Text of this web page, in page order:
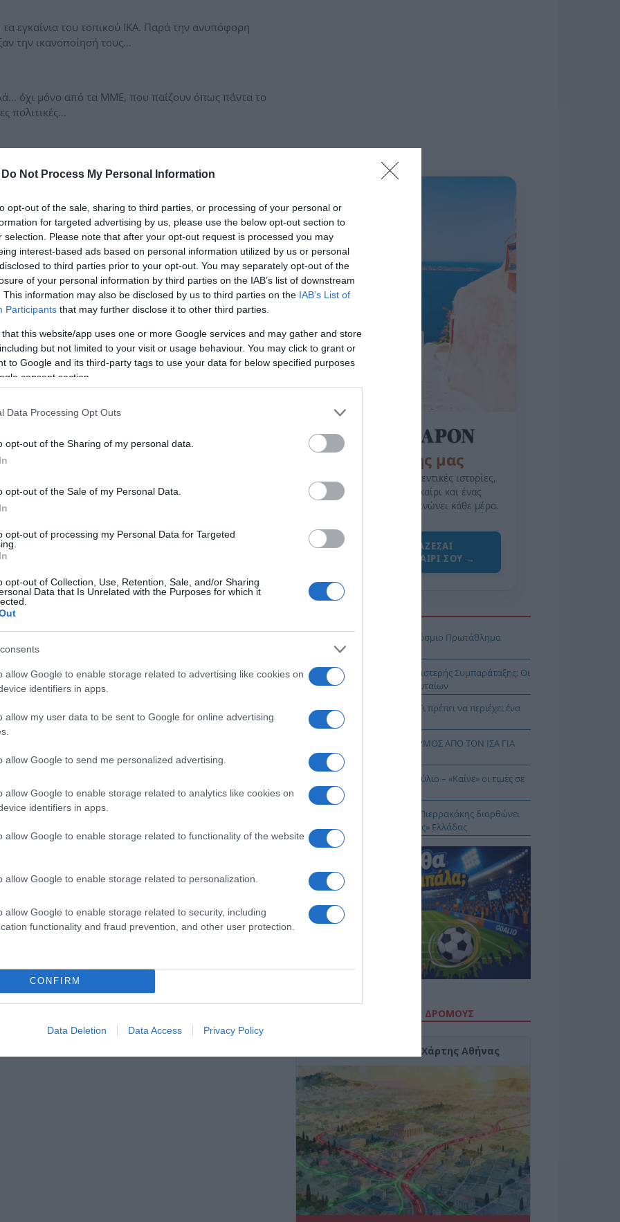
Do Not Process My Personal Information
opt-out of the sale, sharing to third parties, or processing of your personal or
for targeted advertising by us, please use the below opt-out section to
selection. Please note that after your opt-out request is processed you may
interest-based ads based on personal information utilized by us or personal
to third parties prior to your opt-out. You may separately opt-out of the
of your personal information by third parties on the IAB’s list of downstream
This information may also be disclosed by us to third parties on the IAB’s List of
Participants that may further disclose it to other third parties.
that this website/app uses one or more Google services and may gather and store
but not limited to your visit or usage behaviour. You may click to grant or
to Google and its third-party tags to use your data for below specified purposes
consent section.
Data Processing Opt Outs
opt-out of the Sharing of my personal data.
opt-out of the Sale of my Personal Data.
opt-out of processing my Personal Data for Targeted
opt-out of Collection, Use, Retention, Sale, and/or Sharing
Data that Is Unrelated with the Purposes for which it
allow Google to enable storage related to advertising like cookies on
identifiers in apps.
allow my user data to be sent to Google for online advertising
allow Google to send me personalized advertising.
allow Google to enable storage related to analytics like cookies on
identifiers in apps.
allow Google to enable storage related to functionality of the website
allow Google to enable storage related to personalization.
allow Google to enable storage related to security, including
functionality and fraud prevention, and other user protection.
CONFIRM
Data Deletion Data Access Privacy Policy
εγκαίνια του τοπικού ΙΚΑ. Παρά την ανυπόφορη
την ικανοποίησή τους…
όχι μόνο από τα ΜΜΕ, που παίζουν όπως πάντα το
πολιτικές…
ΚΑΤΩ ΟΤΑΝ ΕΦΑΓΑ ΣΤΗΝ ΕΘΝΙΚΗ ΟΔΟ
κυλούσε δίπλα μου ο ποταμός Αώος. . Μά τήν
τό […]
διότι οι σκιώδεις υπουργοί έχουν μεγάλη
λένε ότι […]
δημοσκοπήσεις, ιδιαίτερα κατά τις προεκλογικές
εμφανισθούν -μέσα από επιστημονικά
αποκαλύπτουμε, προειδοποιούμε. Και δεν
κύριε, να γράψεις τι γίνεται σήμερα…
οριστικοποίηση επιρροών και μεταγραφών στη
ομάδων σε σύνολο 180 […]
της Ζωής μας
Οι άνθρωποι, οι αυθεντικές ιστορίες,
το ελληνικό καλοκαίρι και ένας
πολιτισμός που μας ενώνει κάθε μέρα.
ΌΣΑ ΧΡΕΙΆΖΕΣΑΙ
ΓΙΑ ΤΟ ΚΑΛΟΚΑΊΡΙ ΣΟΥ →
Ιππασία – Η Ελλάδα στο Παγκόσμιο Πρωτάθλημα
Ιππασίας!
Ανακοίνωση της Ελληνικής Αριστερής Συμπαράταξης: Οι
«άριστοι» τελευταίοι των τελευταίων
Ελληνικός Ερυθρός Σταυρός: Τι πρέπει να περιέχει ένα
φαρμακείο διακοπών
ΙΟΣ ΔΥΤΙΚΟΥ ΝΕΙΛΟΥ: ΣΥΝΑΓΕΡΜΟΣ ΑΠΟ ΤΟΝ ΙΣΑ ΓΙΑ
ΤΗΝ ΑΤΤΙΚΗ
Πληθωρισμός: Στο 3,4% τον Ιούλιο – «Καίνε» οι τιμές σε
στέγη και καύσιμα
Το… Δικαίωμα στη Σιωπή…: Ο Πιερρακάκης διορθώνει
την εικόνα μιας «διεφθαρμένης» Ελλάδας
ΔΕΙΤΕ ΤΗΝ ΚΙΝΗΣΗ ΣΤΟΥΣ ΔΡΌΜΟΥΣ
Κίνηση Τώρα: Live Χάρτης Αθήνας